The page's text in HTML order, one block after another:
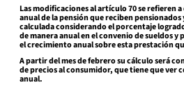
Las modificaciones al artículo 70 se refieren
anual de la pensión que reciben
calculada considerando el porcentaje
de manera anual en el convenio de sueldos
el crecimiento anual sobre esta prestación
A partir del mes de febrero su cálculo será
de precios al consumidor, que tiene que ver
anual.